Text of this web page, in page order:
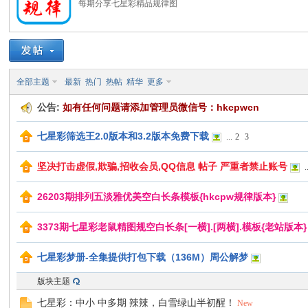
彩
每期分享七星彩精品规律图
全部主题 最新 热门 热帖 精华 更多
公告:如有任何问题请添加管理员微信号：hkcpwcn
七星彩筛选王2.0版本和3.2版本免费下载 ... 2 3
坚决打击虚假,欺骗,招收会员,QQ信息 帖子 严重者禁止账号
26203期排列五淡雅优美空白长条模板{hkcpw规律版本}
3373期七星彩老鼠精图规空白长条[一横].[两横].模板{老站版本}
七星彩梦册-全集提供打包下载（136M）周公解梦
版块主题
七星彩：中小 中多期 辣辣，白雪绿山半初醒！ New